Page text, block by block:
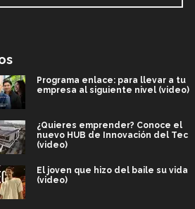
Programa enlace: para llevar a tu
empresa al siguiente nivel (video)
¿Quieres emprender? Conoce el
nuevo HUB de Innovación del Tec
(video)
El joven que hizo del baile su vida
(video)